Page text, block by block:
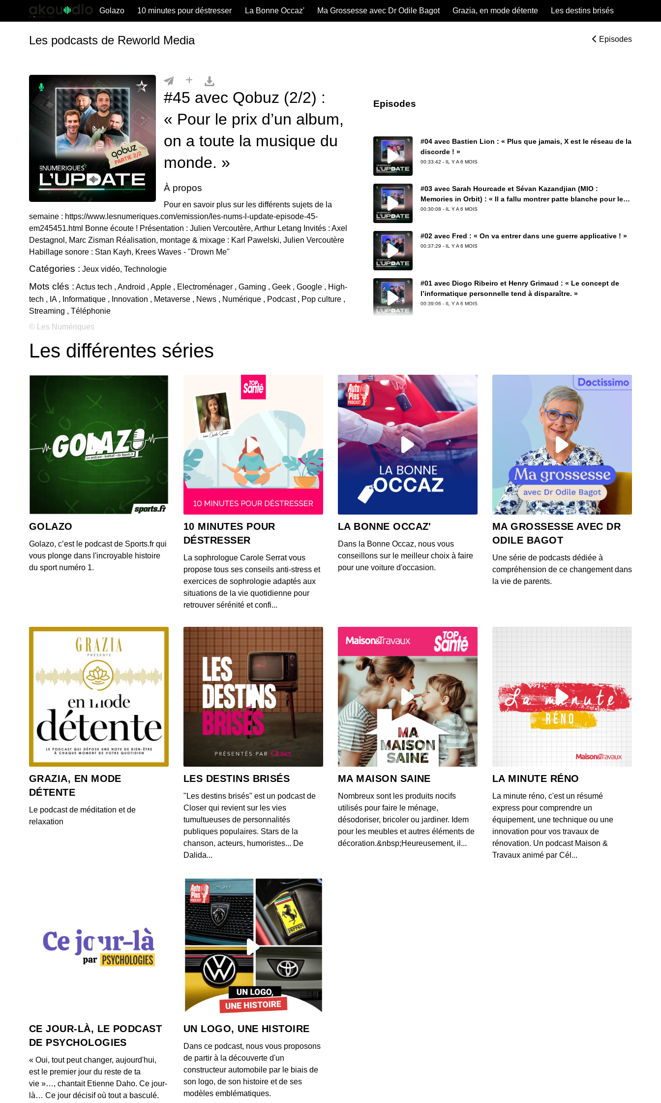
Golazo 10 minutes pour déstresser La Bonne Occaz' Ma Grossesse avec Dr Odile Bagot Grazia, en mode détente Les destins brisés
Les podcasts de Reworld Media Episodes
#45 avec Qobuz (2/2) :
« Pour le prix d’un album,
on a toute la musique du
monde. »
À propos
Pour en savoir plus sur les différents sujets de la
semaine : https://www.lesnumeriques.com/emission/les-nums-l-update-episode-45-
em245451.html Bonne écoute ! Présentation : Julien Vercoutère, Arthur Letang Invités : Axel
Destagnol, Marc Zisman Réalisation, montage & mixage : Karl Pawelski, Julien Vercoutère
Habillage sonore : Stan Kayh, Krees Waves - "Drown Me"
Catégories : Jeux vidéo, Technologie
Mots clés : Actus tech , Android , Apple , Electroménager , Gaming , Geek , Google , High-
tech , IA , Informatique , Innovation , Metaverse , News , Numérique , Podcast , Pop culture ,
Streaming , Téléphonie
© Les Numériques
Episodes
#04 avec Bastien Lion : « Plus que jamais, X est le réseau de la
discorde ! »
00:33:42 - IL Y A 6 MOIS
#03 avec Sarah Hourcade et Sévan Kazandjian (MIO :
Memories in Orbit) : « Il a fallu montrer patte blanche pour le
portage sur la Switch 2. »
00:30:08 - IL Y A 6 MOIS
#02 avec Fred : « On va entrer dans une guerre applicative ! »
00:37:29 - IL Y A 6 MOIS
#01 avec Diogo Ribeiro et Henry Grimaud : « Le concept de
l’informatique personnelle tend à disparaître. »
00:39:06 - IL Y A 6 MOIS
#51 avec Marie Ciolfi : « Ce jour où j’ai compris l’impact des
Numériques. »
00:29:40 - IL Y A 7 MOIS
#50 avec Julien Lépine (AWS) : « L’IA va avoir un impact sur
énormément d’emplois. »
00:41:06 - IL Y A 7 MOIS
#49 avec Monsieur GRrr : « J'ai demandé à ChatGPT de me
coacher pour un semi-marathon ! »
00:43:06 - IL Y A 7 MOIS
adaptation de jeu vidéo au ciné ! »
#47 avec Laurent Hopman : « George Lucas n'a pas été
transformé par le succès. »
00:33:50 - IL Y A 8 MOIS
#45 avec Qobuz (2/2) : « Pour le prix d’un album, on a toute la
musique du monde. »
00:38:27 - IL Y A 8 MOIS
#44 avec Qobuz (1/2) : « Les auditeurs ne veulent pas de
musiques produites par de faux artistes ! »
00:37:33 - IL Y A 9 MOIS
#43 avec Nicolas Vignolles (Paris Games Week) : « Le jeu
vidéo est le software le plus complexe à créer. »
00:32:45 - IL Y A 9 MOIS
#42 avec Crosscall : « Face aux géants de la tech, on ne peut
pas se permettre de sortir moins de produits. »
00:40:37 - IL Y A 9 MOIS
#41 avec Conkerax : « Les jeux dématérialisés posent un réel
Les différentes séries
GOLAZO
Golazo, c’est le podcast de Sports.fr qui
vous plonge dans l'incroyable histoire
du sport numéro 1.
10 MINUTES POUR
DÉSTRESSER
La sophrologue Carole Serrat vous
propose tous ses conseils anti-stress et
exercices de sophrologie adaptés aux
situations de la vie quotidienne pour
retrouver sérénité et confi...
LA BONNE OCCAZ'
Dans la Bonne Occaz, nous vous
conseillons sur le meilleur choix à faire
pour une voiture d'occasion.
MA GROSSESSE AVEC DR
ODILE BAGOT
Une série de podcasts dédiée à
compréhension de ce changement dans
la vie de parents.
GRAZIA, EN MODE
DÉTENTE
Le podcast de méditation et de
relaxation
LES DESTINS BRISÉS
"Les destins brisés" est un podcast de
Closer qui revient sur les vies
tumultueuses de personnalités
publiques populaires. Stars de la
chanson, acteurs, humoristes... De
Dalida...
MA MAISON SAINE
Nombreux sont les produits nocifs
utilisés pour faire le ménage,
désodoriser, bricoler ou jardiner. Idem
pour les meubles et autres éléments de
décoration.&nbsp;Heureusement, il...
LA MINUTE RÉNO
La minute réno, c'est un résumé
express pour comprendre un
équipement, une technique ou une
innovation pour vos travaux de
rénovation. Un podcast Maison &
Travaux animé par Cél...
CE JOUR-LÀ, LE PODCAST
DE PSYCHOLOGIES
« Oui, tout peut changer, aujourd'hui,
est le premier jour du reste de ta
vie »…, chantait Etienne Daho. Ce jour-
là… Ce jour décisif où tout a basculé.
UN LOGO, UNE HISTOIRE
Dans ce podcast, nous vous proposons
de partir à la découverte d'un
constructeur automobile par le biais de
son logo, de son histoire et de ses
modèles emblématiques.